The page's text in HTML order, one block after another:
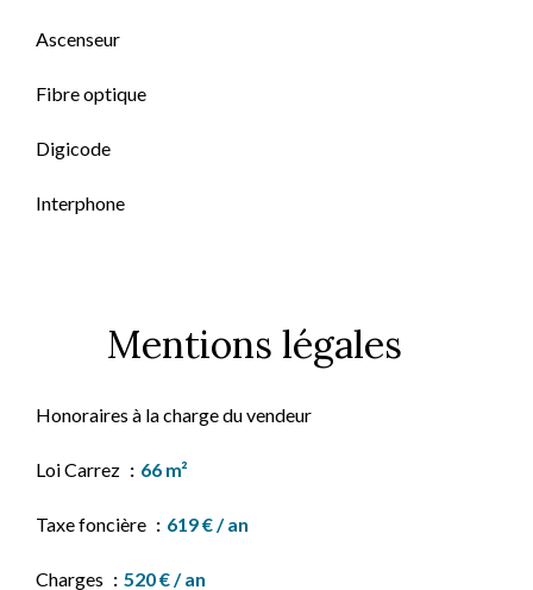
Ascenseur
Fibre optique
Digicode
Interphone
Mentions légales
Honoraires à la charge du vendeur
Loi Carrez 66 m²
Taxe foncière 619 € / an
Charges 520 € / an